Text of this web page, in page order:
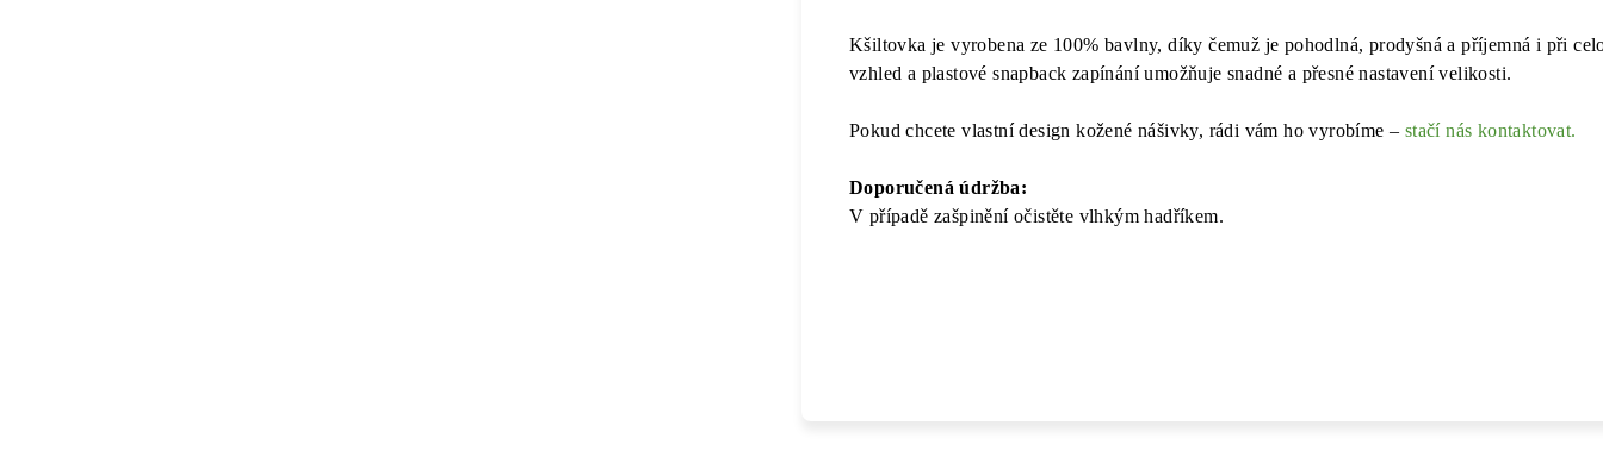
Kšiltovka je vyrobena ze 100% bavlny, díky čemuž je pohodlná, prodyšná a příjemná i při
vzhled a plastové snapback zapínání umožňuje snadné a přesné nastavení velikosti.
Pokud chcete vlastní design kožené nášivky, rádi vám ho vyrobíme – stačí nás kontaktovat.
Doporučená údržba:
V případě zašpinění očistěte vlhkým hadříkem.